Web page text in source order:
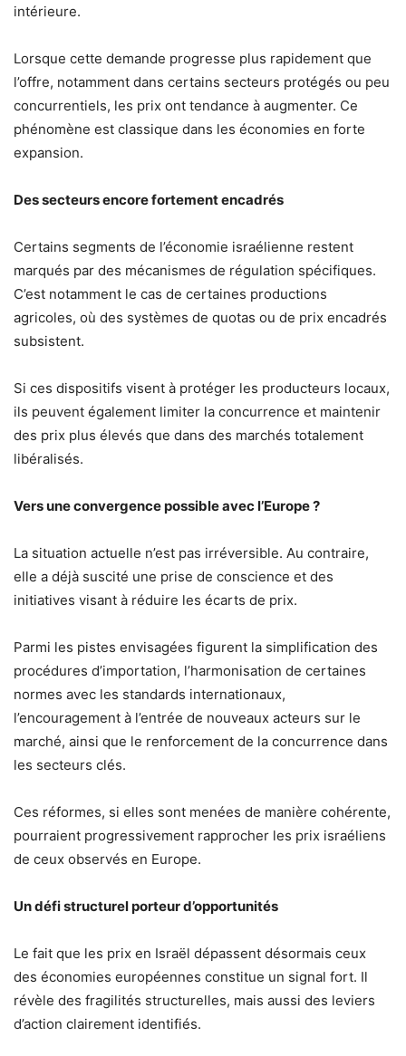
intérieure.
Lorsque cette demande progresse plus rapidement que
l’offre, notamment dans certains secteurs protégés ou peu
concurrentiels, les prix ont tendance à augmenter. Ce
phénomène est classique dans les économies en forte
expansion.
Des secteurs encore fortement encadrés
Certains segments de l’économie israélienne restent
marqués par des mécanismes de régulation spécifiques.
C’est notamment le cas de certaines productions
agricoles, où des systèmes de quotas ou de prix encadrés
subsistent.
Si ces dispositifs visent à protéger les producteurs locaux,
ils peuvent également limiter la concurrence et maintenir
des prix plus élevés que dans des marchés totalement
libéralisés.
Vers une convergence possible avec l’Europe ?
La situation actuelle n’est pas irréversible. Au contraire,
elle a déjà suscité une prise de conscience et des
initiatives visant à réduire les écarts de prix.
Parmi les pistes envisagées figurent la simplification des
procédures d’importation, l’harmonisation de certaines
normes avec les standards internationaux,
l’encouragement à l’entrée de nouveaux acteurs sur le
marché, ainsi que le renforcement de la concurrence dans
les secteurs clés.
Ces réformes, si elles sont menées de manière cohérente,
pourraient progressivement rapprocher les prix israéliens
de ceux observés en Europe.
Un défi structurel porteur d’opportunités
Le fait que les prix en Israël dépassent désormais ceux
des économies européennes constitue un signal fort. Il
révèle des fragilités structurelles, mais aussi des leviers
d’action clairement identifiés.